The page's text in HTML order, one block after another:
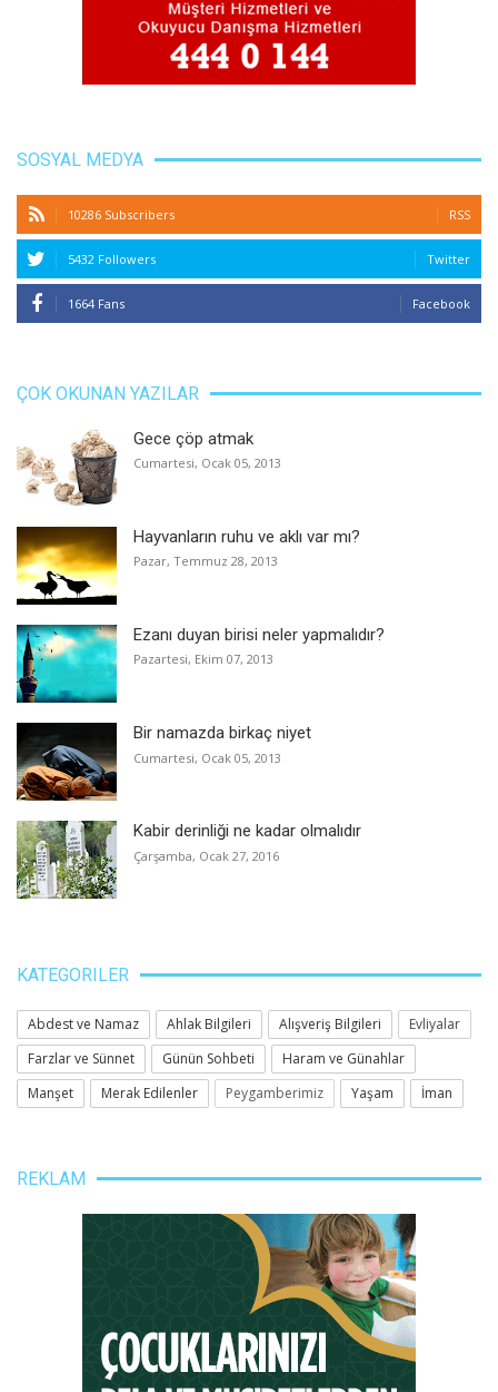
SOSYAL MEDYA
10286 Subscribers RSS
5432 Followers Twitter
1664 Fans Facebook
ÇOK OKUNAN YAZILAR
Gece çöp atmak
Cumartesi, Ocak 05, 2013
Hayvanların ruhu ve aklı var mı?
Pazar, Temmuz 28, 2013
Ezanı duyan birisi neler yapmalıdır?
Pazartesi, Ekim 07, 2013
Bir namazda birkaç niyet
Cumartesi, Ocak 05, 2013
Kabir derinliği ne kadar olmalıdır
Çarşamba, Ocak 27, 2016
KATEGORILER
Abdest ve Namaz Ahlak Bilgileri Alışveriş Bilgileri
Evliyalar
Farzlar ve Sünnet
Günün Sohbeti
Haram ve Günahlar
Manşet
Merak Edilenler Peygamberimiz Yaşam İman
REKLAM